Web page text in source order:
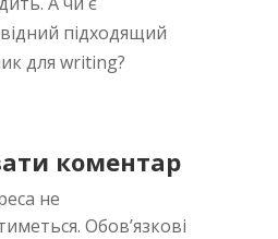
підходящий
для writing?
коментар
не
Обов’язкові